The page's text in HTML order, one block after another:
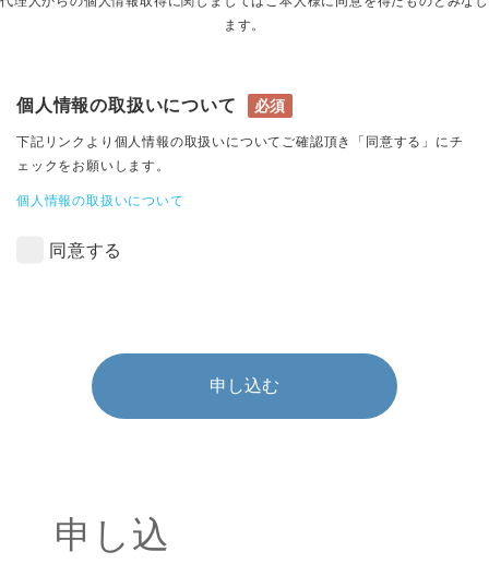
ます。
個人情報の取扱いについて 必須
下記リンクより個人情報の取扱いについてご確認頂き「同意する」にチ
ェックをお願いします。
個人情報の取扱いについて
同意する
申し込む
申し込